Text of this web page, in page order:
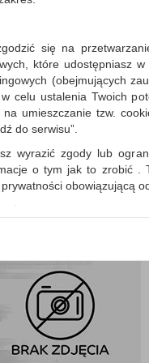
się na
które udostępniasz
(obejmujących
celu ustalenia Twoich
umieszczanie tzw.
do serwisu”.
wyrazić zgody lub
o tym jak to zrobić .
obowiązującą
z tym
zamówienia na
czy cenach
podczas zakładania konta.
zgoda jest dobrowolna i
(rozwiń)
(rozwiń)